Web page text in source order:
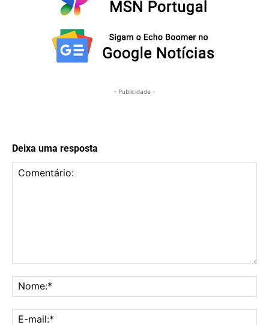
- Publicidade -
Deixa uma resposta